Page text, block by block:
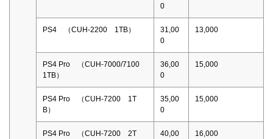
0
PS4 （CUH-2200 1TB）
31,00
0
13,000
PS4 Pro （CUH-7000/7100
1TB）
36,00
0
15,000
PS4 Pro （CUH-7200 1T
B）
35,00
0
15,000
PS4 Pro （CUH-7200 2T
40,00
16,000